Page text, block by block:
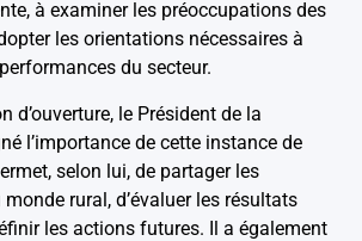
à examiner les préoccupations des
les orientations nécessaires à
du secteur.
d’ouverture, le Président de la
l’importance de cette instance de
selon lui, de partager les
rural, d’évaluer les résultats
les actions futures. Il a également